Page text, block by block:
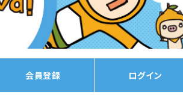
会員登録 ログイン